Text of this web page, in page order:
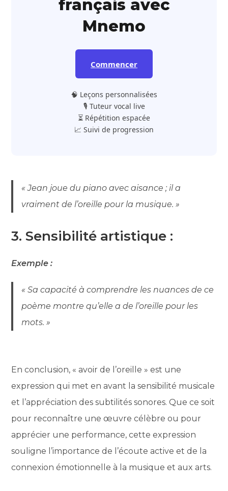
français avec
Mnemo
Commencer
🧠 Leçons personnalisées
🎙️ Tuteur vocal live
⏳ Répétition espacée
📈 Suivi de progression
« Jean joue du piano avec aisance ; il a
vraiment de l’oreille pour la musique. »
3. Sensibilité artistique :
Exemple :
« Sa capacité à comprendre les nuances de ce
poème montre qu’elle a de l’oreille pour les
mots. »
En conclusion, « avoir de l’oreille » est une
expression qui met en avant la sensibilité musicale
et l’appréciation des subtilités sonores. Que ce soit
pour reconnaître une œuvre célèbre ou pour
apprécier une performance, cette expression
souligne l’importance de l’écoute active et de la
connexion émotionnelle à la musique et aux arts.